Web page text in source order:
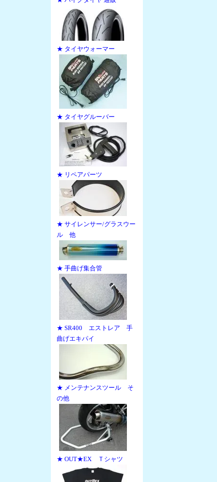
★ タイヤウォーマー
★ タイヤグルーバー
★ リペアパーツ
★ サイレンサー/グラスウー
ル 他
★ 手曲げ集合管
★ SR400 エストレア 手
曲げエキパイ
★ メンテナンスツール そ
の他
★ OUT★EX Ｔシャツ